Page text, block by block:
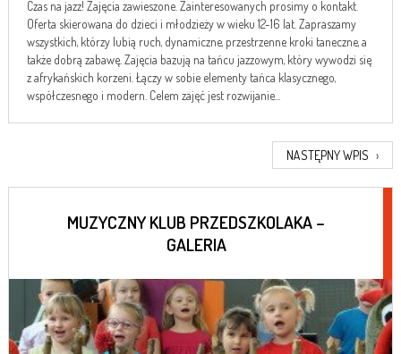
Czas na jazz! Zajęcia zawieszone. Zainteresowanych prosimy o kontakt.
Oferta skierowana do dzieci i młodzieży w wieku 12-16 lat. Zapraszamy
wszystkich, którzy lubią ruch, dynamiczne, przestrzenne kroki taneczne, a
także dobrą zabawę. Zajęcia bazują na tańcu jazzowym, który wywodzi się
z afrykańskich korzeni. Łączy w sobie elementy tańca klasycznego,
współczesnego i modern. Celem zajęć jest rozwijanie...
NASTĘPNY WPIS ›
MUZYCZNY KLUB PRZEDSZKOLAKA –
GALERIA